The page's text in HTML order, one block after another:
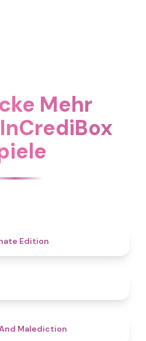
Mehr
Edition
Malediction